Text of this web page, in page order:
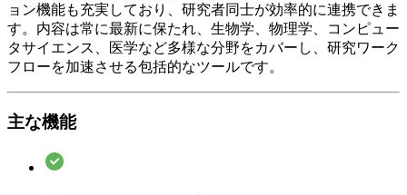
ョン機能も充実しており、研究者同士が効率的に連携できま
す。内容は常に最新に保たれ、生物学、物理学、コンピュー
タサイエンス、医学など多様な分野をカバーし、研究ワーク
フローを加速させる包括的なツールです。
主な機能